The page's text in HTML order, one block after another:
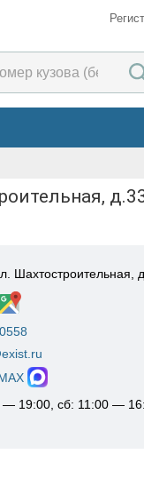
Шахтостроительная,
— 19:00, сб: 11:00 —